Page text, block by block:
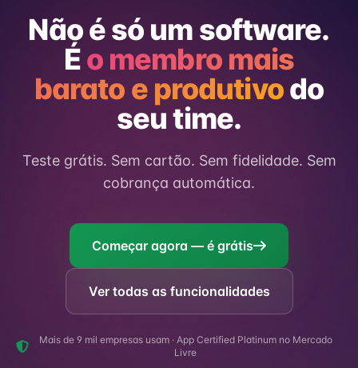
Não é só um software.
Éo membro mais
barato e produtivodo
seu time.
Teste grátis. Sem cartão. Sem fidelidade. Sem
cobrança automática.
Começar agora — é grátis
Ver todas as funcionalidades
Mais de 9 mil empresas usam · App Certified Platinum no Mercado
Livre